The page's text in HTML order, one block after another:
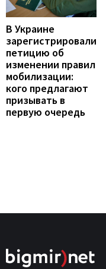
В Украине
зарегистрировали
петицию об
изменении правил
мобилизации:
кого предлагают
призывать в
первую очередь